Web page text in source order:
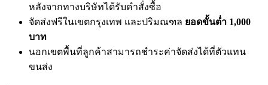
หลังจากทางบริษัทได้รับคำสั่งซื้อ
จัดส่งฟรีในเขตกรุงเทพ และปริมณฑล ยอดขั้นต่ำ 1,000
บาท
นอกเขตพื้นที่ลูกค้าสามารถชำระค่าจัดส่งได้ที่ตัวแทน
ขนส่ง